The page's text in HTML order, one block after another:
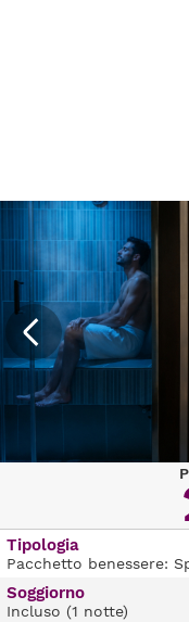
Tipologia
Pacchetto benessere:
Soggiorno
Incluso (1 notte)